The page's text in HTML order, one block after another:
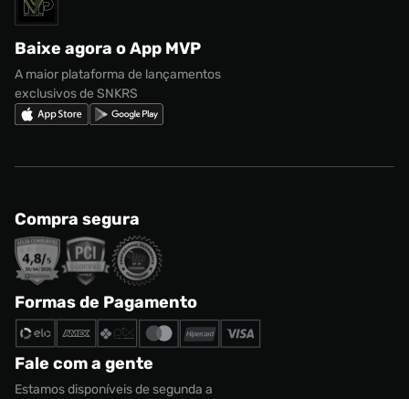
Marcas
adidas Campus
Nike Shox
Política de privacidade
Regulamento CRM/ CASHBACK
Regulamento Cupom
Baixe agora o App MVP
A maior plataforma de lançamentos
exclusivos de SNKRS
Compra segura
Formas de Pagamento
Fale com a gente
Estamos disponíveis de segunda a